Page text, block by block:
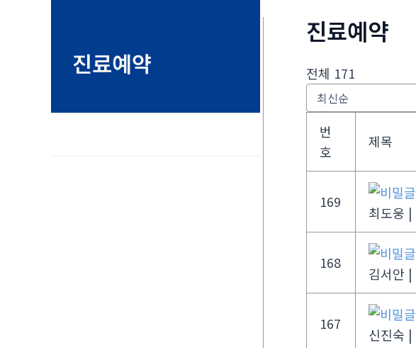
진료예약
진료예약
전체 171
번
호
제목
169
최도웅 |
168
김서안 |
167
신진숙 |